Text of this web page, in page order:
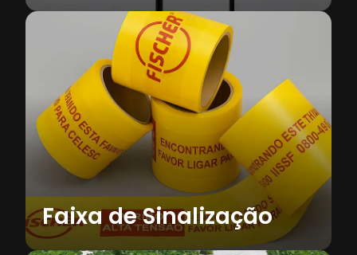
Faixa de Sinalização
Mulching Agrícola COEX
Filme agrícola COEX usado para proteger
o solo, manter umidade e melhorar o
cultivo das plantas.
Saiba mais